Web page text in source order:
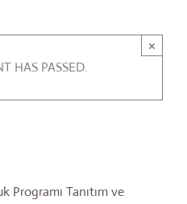
×
HAS PASSED.
Tanıtım ve